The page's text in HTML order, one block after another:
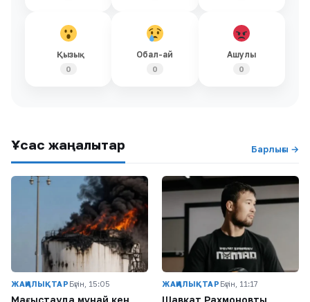
Қызық
0
Обал-ай
0
Ашулы
0
Ұқсас жаңалықтар Барлығы →
ЖАҢАЛЫҚТАР Бүгін, 15:05
Маңғыстауда мұнай кен
ЖАҢАЛЫҚТАР Бүгін, 11:17
Шавкат Рахмоновтың